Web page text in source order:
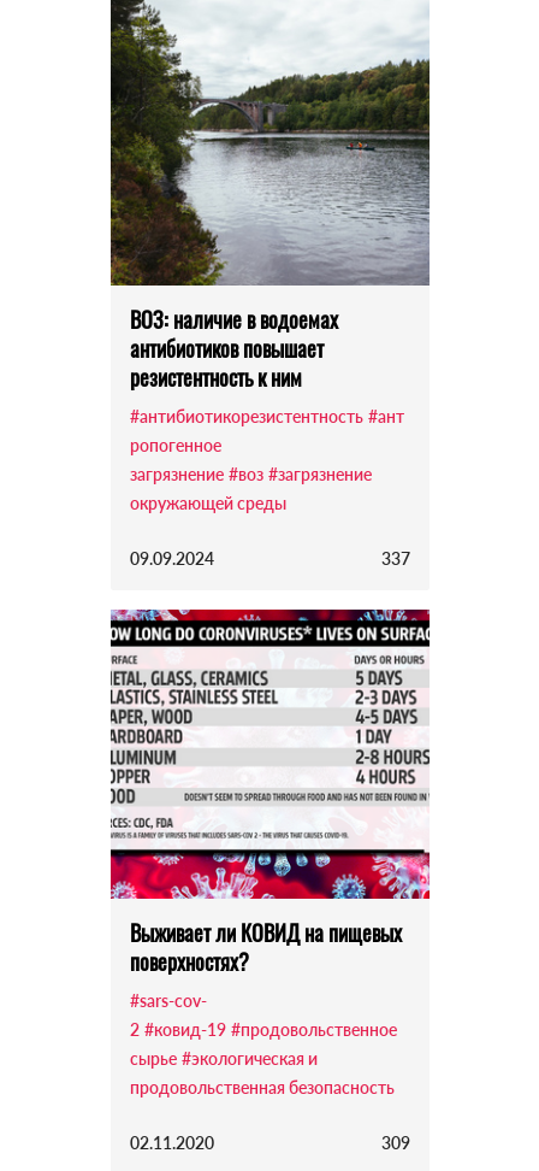
ВОЗ: наличие в водоемах
антибиотиков повышает
резистентность к ним
#антибиотикорезистентность #ант
ропогенное
загрязнение #воз #загрязнение
окружающей среды
09.09.2024 337
Выживает ли КОВИД на пищевых
поверхностях?
#sars-cov-
2 #ковид-19 #продовольственное
сырье #экологическая и
продовольственная безопасность
02.11.2020 309